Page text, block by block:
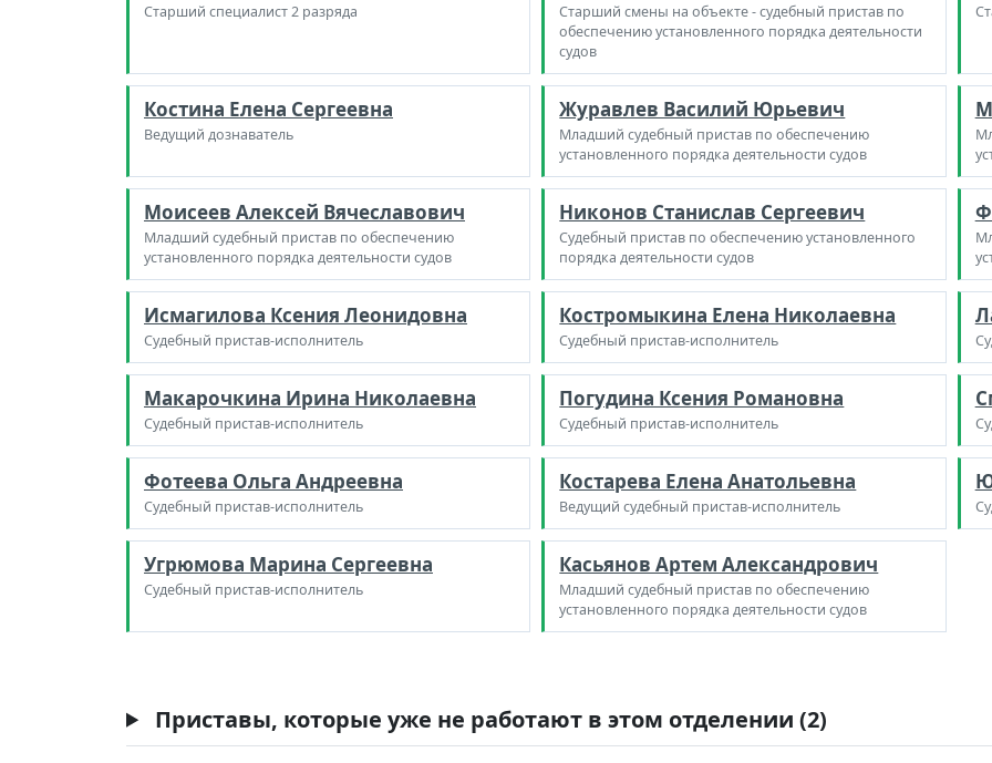
Старший специалист 2 разряда
Старший смены на объекте - судебный пристав по
обеспечению установленного порядка деятельности
судов
Костина Елена Сергеевна
Ведущий дознаватель
Журавлев Василий Юрьевич
Младший судебный пристав по обеспечению
установленного порядка деятельности судов
Моисеев Алексей Вячеславович
Младший судебный пристав по обеспечению
установленного порядка деятельности судов
Никонов Станислав Сергеевич
Судебный пристав по обеспечению установленного
порядка деятельности судов
Исмагилова Ксения Леонидовна
Судебный пристав-исполнитель
Костромыкина Елена Николаевна
Судебный пристав-исполнитель
Макарочкина Ирина Николаевна
Судебный пристав-исполнитель
Погудина Ксения Романовна
Судебный пристав-исполнитель
Фотеева Ольга Андреевна
Судебный пристав-исполнитель
Костарева Елена Анатольевна
Ведущий судебный пристав-исполнитель
Угрюмова Марина Сергеевна
Судебный пристав-исполнитель
Касьянов Артем Александрович
Младший судебный пристав по обеспечению
установленного порядка деятельности судов
Приставы, которые уже не работают в этом отделении (2)